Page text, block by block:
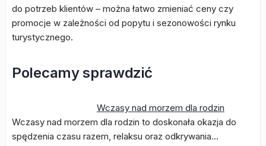
do potrzeb klientów – można łatwo zmieniać ceny czy
promocje w zależności od popytu i sezonowości rynku
turystycznego.
Polecamy sprawdzić
Wczasy nad morzem dla rodzin
Wczasy nad morzem dla rodzin to doskonała okazja do
spędzenia czasu razem, relaksu oraz odkrywania…